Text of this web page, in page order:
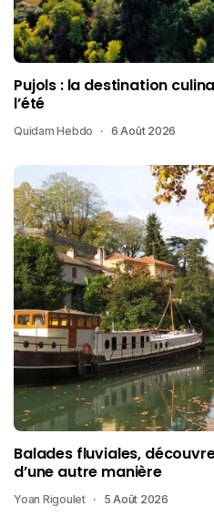
Pujols : la destination
l’été
Quidam Hebdo 6 Août 2026
Balades fluviales,
d’une autre manière
Yoan Rigoulet 5 Août 2026